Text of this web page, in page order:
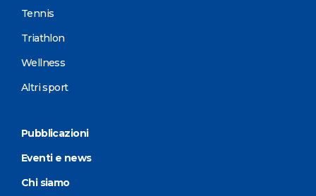
Tennis
Triathlon
Wellness
Altri sport
Pubblicazioni
Eventi e news
Chi siamo